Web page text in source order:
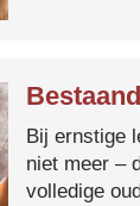
Bij ernstige
niet meer –
volledige